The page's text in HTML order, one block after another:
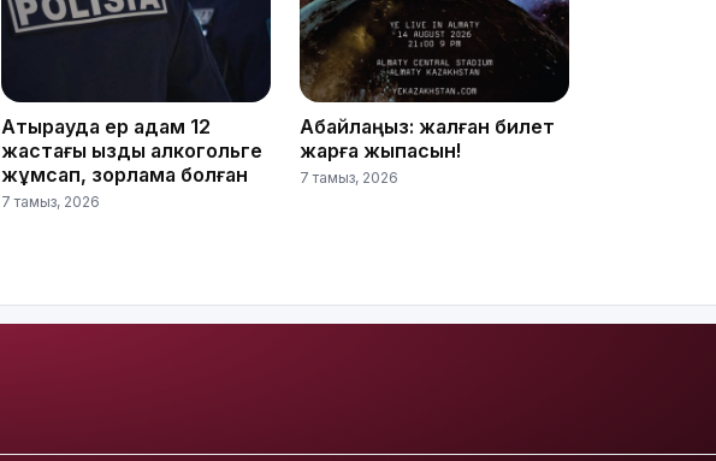
Атырауда ер адам 12
жастағы қызды алкогольге
жұмсап, зорламақ болған
7 тамыз, 2026
Абайлаңыз: жалған билет
жарға жықпасын!
7 тамыз, 2026
19:03